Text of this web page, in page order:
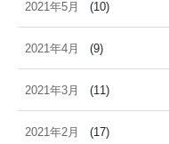
2021年5月 (10)
2021年4月 (9)
2021年3月 (11)
2021年2月 (17)